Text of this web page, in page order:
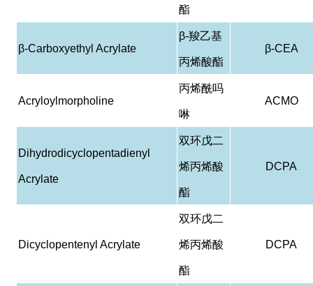
酯
β-Carboxyethyl Acrylate
β-羧乙基
丙烯酸酯
β-CEA
Acryloylmorpholine
丙烯酰吗
啉
ACMO
Dihydrodicyclopentadienyl
Acrylate
双环戊二
烯丙烯酸
酯
DCPA
Dicyclopentenyl Acrylate
双环戊二
烯丙烯酸
酯
DCPA